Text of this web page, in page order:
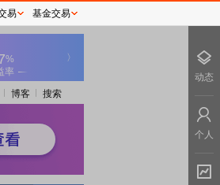
博客 搜索
易 基金交易
动态
个人